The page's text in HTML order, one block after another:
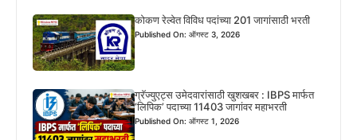
कोकण रेल्वेत विविध पदांच्या 201 जागांसाठी भरती
Published On: ऑगस्ट 3, 2026
ग्रॅज्युएट्स उमेदवारांसाठी खुशखबर : IBPS मार्फत
‘लिपिक’ पदाच्या 11403 जागांवर महाभरती
Published On: ऑगस्ट 1, 2026